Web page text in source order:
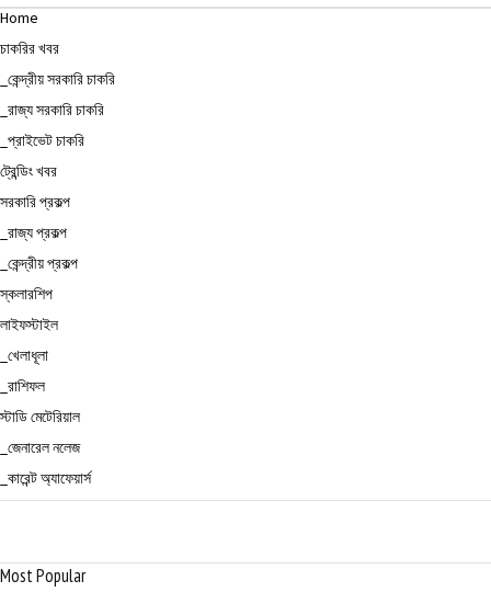
Home
চাকরির খবর
_কেন্দ্রীয় সরকারি চাকরি
_রাজ্য সরকারি চাকরি
_প্রাইভেট চাকরি
ট্রেন্ডিং খবর
সরকারি প্রকল্প
_রাজ্য প্রকল্প
_কেন্দ্রীয় প্রকল্প
স্কলারশিপ
লাইফস্টাইল
_খেলাধূলা
_রাশিফল
স্টাডি মেটেরিয়াল
_জেনারেল নলেজ
_কারেন্ট অ্যাফেয়ার্স
Most Popular